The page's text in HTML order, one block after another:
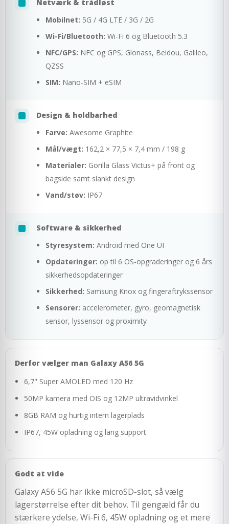
Netværk & trådløst
Mobilnet: 5G / 4G LTE / 3G / 2G
Wi-Fi/Bluetooth: Wi-Fi 6 og Bluetooth 5.3
NFC/GPS: NFC og GPS, Glonass, Beidou, Galileo,
QZSS
SIM: Nano-SIM + eSIM
Design & holdbarhed
Farve: Awesome Graphite
Mål/vægt: 162,2 × 77,5 × 7,4 mm / 198 g
Materialer: Gorilla Glass Victus+ på front og
bagside samt slankt design
Vand/støv: IP67
Software & sikkerhed
Styresystem: Android med One UI
Opdateringer: op til 6 OS-opgraderinger og 6 års
sikkerhedsopdateringer
Sikkerhed: Samsung Knox og fingeraftrykssensor
Sensorer: accelerometer, gyro, geomagnetisk
sensor, lyssensor og proximity
Derfor vælger man Galaxy A56 5G
6,7" Super AMOLED med 120 Hz
50MP kamera med OIS og 12MP ultravidvinkel
8GB RAM og hurtig intern lagerplads
IP67, 45W opladning og lang support
Godt at vide
Galaxy A56 5G har ikke microSD-slot, så vælg
lagerstørrelse efter dit behov. Til gengæld får du
stærkere ydelse, Wi-Fi 6, 45W opladning og et mere